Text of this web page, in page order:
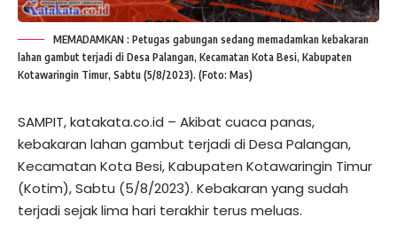
MEMADAMKAN : Petugas gabungan sedang memadamkan kebakaran
lahan gambut terjadi di Desa Palangan, Kecamatan Kota Besi, Kabupaten
Kotawaringin Timur, Sabtu (5/8/2023). (Foto: Mas)
SAMPIT, katakata.co.id – Akibat cuaca panas,
kebakaran lahan gambut terjadi di Desa Palangan,
Kecamatan Kota Besi, Kabupaten Kotawaringin Timur
(Kotim), Sabtu (5/8/2023). Kebakaran yang sudah
terjadi sejak lima hari terakhir terus meluas.